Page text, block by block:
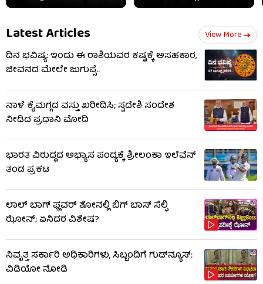
Latest Articles View More
ದಿನ ಭವಿಷ್ಯ: ಇಂದು ಈ ರಾಶಿಯವರ ಕಷ್ಟಕ್ಕೆ ಅಸಹಕಾರ,
ಜೀವನದ ಮೇಲೇ ಜುಗುಪ್ಸೆ..
ನಾಳೆ ಕೈಮಗ್ಗದ ವಸ್ತು ಖರೀದಿಸಿ; ಸ್ವದೇಶಿ ಸಂದೇಶ
ನೀಡಿದ ಪ್ರಧಾನಿ ಮೋದಿ
ಭಾರತ ವಿರುದ್ಧದ ಅಭ್ಯಾಸ ಪಂದ್ಯಕ್ಕೆ ಶ್ರೀಲಂಕಾ ಇಲೆವೆನ್
ತಂಡ ಪ್ರಕಟ
ಲಾಲ್ ಬಾಗ್ ಫ್ಲವರ್ ಶೋನಲ್ಲಿ ಬಿಗ್ ಬಾಸ್ ಸೆಲ್ಫಿ
ಝೋನ್; ಏನಿದರ ವಿಶೇಷ?
ನಿವೃತ್ತ ಸರ್ಕಾರಿ ಅಧಿಕಾರಿಗಳು, ಸಿಬ್ಬಂದಿಗೆ ಗುಡ್​ನ್ಯೂಸ್:
ವಿಡಿಯೋ ನೋಡಿ